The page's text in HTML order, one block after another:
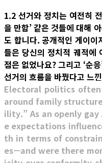
1.2 선거와 정치는 여전히
을 만함’ 같은 것들에 대해
도 합니다. 공개적인 게이이
들은 당신의 정치적 궤적에
점은 없었나요? 그리고 ‘순
선거의 흐름을 바꿨다고 느
Electoral politics
around family
ility.” As an openly
e expectations
th in terms of
es—and were there